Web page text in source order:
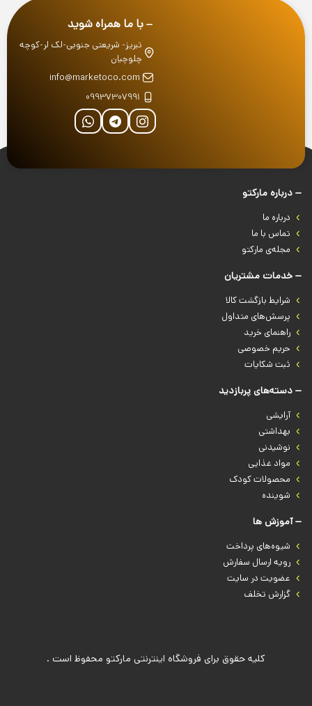
با ما همراه شوید
تبریز- شریعتی جنوبی-لک لر-کوچه
چلوچیان
info@marketoco.com
09937307991
درباره‌ مارکتو
درباره‌ ما
تماس با ما
مجله‌ی مارکتو
خدمات مشتریان
شرایط بازگشت کالا
پرسش‌های متداول
راهنمای خرید
حریم خصوصی
ثبت شکایات
دسته‌های پربازدید
آرایشی
بهداشتی
نوشیدنی
مواد غذایی
محصولات کودک
شوینده
آموزش ها
شیوه‌های پرداخت
رویه ارسال سفارش
عضویت در سایت
گزارش تخلف
کلیه حقوق برای فروشگاه اینترنتی مارکتو محفوظ است .